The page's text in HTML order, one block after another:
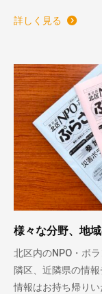
詳しく見る
様々な分野、地
北区内のNPO・ボ
隣区、近隣県の情
情報はお持ち帰りい